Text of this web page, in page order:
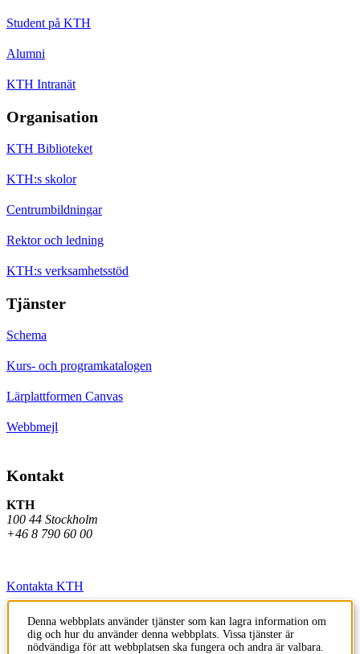
Student på KTH
Alumni
KTH Intranät
Organisation
KTH Biblioteket
KTH:s skolor
Centrumbildningar
Rektor och ledning
KTH:s verksamhetsstöd
Tjänster
Schema
Kurs- och programkatalogen
Lärplattformen Canvas
Webbmejl
Kontakt
KTH
100 44 Stockholm
+46 8 790 60 00
Kontakta KTH
Jobba på KTH
Press och media
Denna webbplats använder tjänster som kan lagra information om
dig och hur du använder denna webbplats. Vissa tjänster är
nödvändiga för att webbplatsen ska fungera och andra är valbara.